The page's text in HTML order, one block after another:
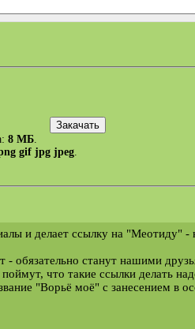
8 МБ
gif jpg jpeg
и делает ссылку на "Меотиду" -
- обязательно станут нашими
что такие ссылки делать
"Ворьё моё" с занесением в